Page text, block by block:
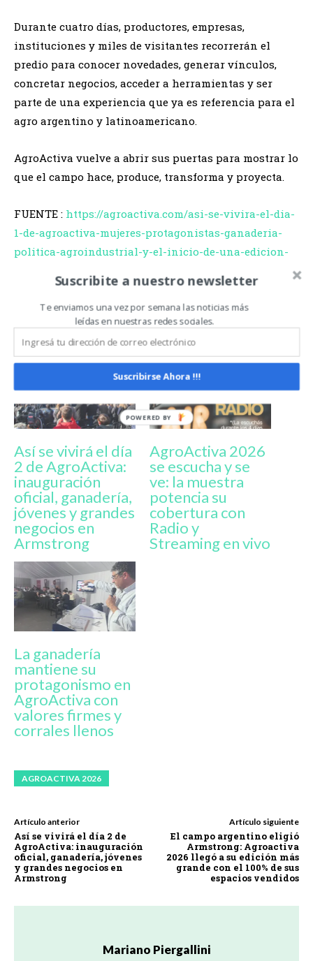
Durante cuatro días, productores, empresas,
instituciones y miles de visitantes recorrerán el
predio para conocer novedades, generar vínculos,
concretar negocios, acceder a herramientas y ser
parte de una experiencia que ya es referencia para el
agro argentino y latinoamericano.
AgroActiva vuelve a abrir sus puertas para mostrar lo
que el campo hace, produce, transforma y proyecta.
FUENTE : https://agroactiva.com/asi-se-vivira-el-dia-
1-de-agroactiva-mujeres-protagonistas-ganaderia-
politica-agroindustrial-y-el-inicio-de-una-edicion-
Relacionado
Así se vivirá el día
2 de AgroActiva:
inauguración
oficial, ganadería,
jóvenes y grandes
negocios en
Armstrong
AgroActiva 2026
se escucha y se
ve: la muestra
potencia su
cobertura con
Radio y
Streaming en vivo
La ganadería
mantiene su
protagonismo en
AgroActiva con
valores firmes y
corrales llenos
AGROACTIVA 2026
Artículo anterior
Así se vivirá el día 2 de
AgroActiva: inauguración
oficial, ganadería, jóvenes
y grandes negocios en
Armstrong
Artículo siguiente
El campo argentino eligió
Armstrong: Agroactiva
2026 llegó a su edición más
grande con el 100% de sus
espacios vendidos
Mariano Piergallini
Suscribite a nuestro newsletter
Te enviamos una vez por semana las noticias más
leídas en nuestras redes sociales.
Suscribirse Ahora !!!